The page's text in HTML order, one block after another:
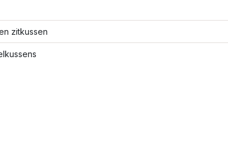
zitkussen